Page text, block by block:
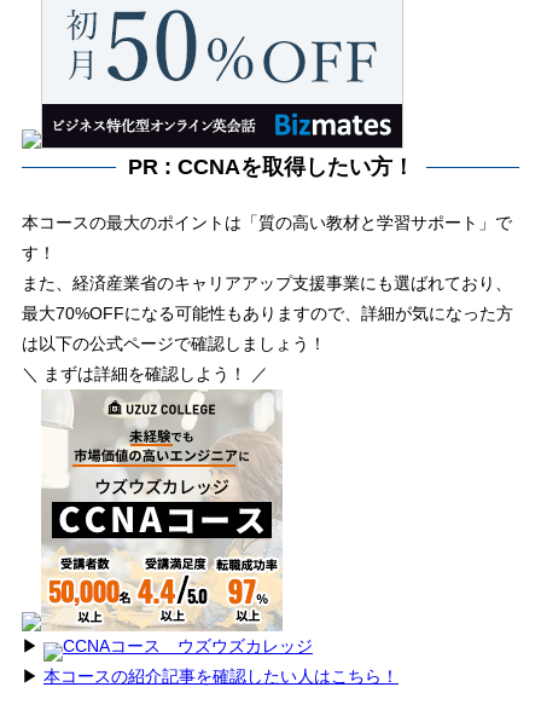
PR : CCNAを取得したい方！
本コースの最大のポイントは「質の高い教材と学習サポート」で
す！
また、経済産業省のキャリアアップ支援事業にも選ばれており、
最大70%OFFになる可能性もありますので、詳細が気になった方
は以下の公式ページで確認しましょう！
＼ まずは詳細を確認しよう！ ／
▶︎
CCNAコース ウズウズカレッジ
▶︎ 本コースの紹介記事を確認したい人はこちら！